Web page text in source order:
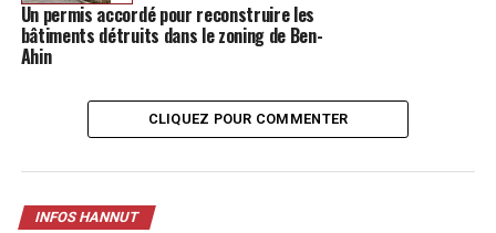
Un permis accordé pour reconstruire les
bâtiments détruits dans le zoning de Ben-
Ahin
CLIQUEZ POUR COMMENTER
INFOS HANNUT